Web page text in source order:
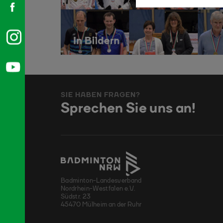
SIE HABEN FRAGEN?
Sprechen Sie uns an!
Badminton-Landesverband
Nordrhein-Westfalen e.V.
Südstr. 23
45470 Mülheim an der Ruhr